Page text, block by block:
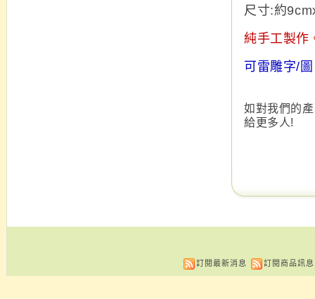
尺寸:約
純手工製作
可雷雕字/
如對我們的
給更多人!
訂閱最新消息 訂閱商品訊息